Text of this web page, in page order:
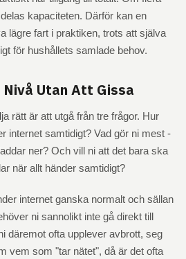
kapaciteten. Därför kan en
lägre fart i praktiken, trots att själva
för hushållets samlade behov.
Utan Att Gissa
rätt är att utgå från tre frågor. Hur
internet samtidigt? Vad gör ni mest -
ner? Och vill ni att det bara ska
när allt händer samtidigt?
internet ganska normalt och sällan
ni sannolikt inte gå direkt till
däremot ofta upplever avbrott, seg
vem som "tar nätet", då är det ofta